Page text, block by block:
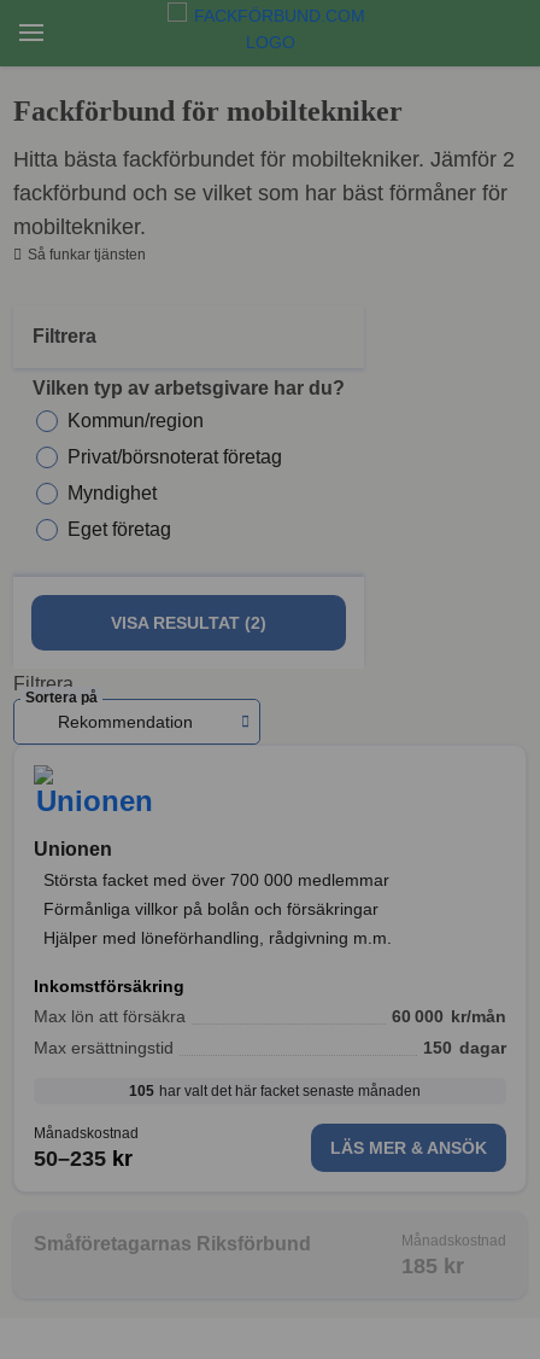
Fackförbund för mobiltekniker
Hitta bästa fackförbundet för mobiltekniker. Jämför 2
fackförbund och se vilket som har bäst förmåner för
mobiltekniker.
Så funkar tjänsten
Filtrera
Vilken typ av arbetsgivare har du?
Kommun/region
Privat/börsnoterat företag
Myndighet
Eget företag
VISA RESULTAT (2)
Filtrera
Sortera på
Rekommendation
Unionen
Största facket med över 700 000 medlemmar
Förmånliga villkor på bolån och försäkringar
Hjälper med löneförhandling, rådgivning m.m.
Inkomstförsäkring
Max lön att försäkra
60 000 kr/mån
Max ersättningstid
150 dagar
105 har valt det här facket senaste månaden
Månadskostnad
50–235 kr LÄS MER & ANSÖK
Småföretagarnas Riksförbund Månadskostnad
185 kr